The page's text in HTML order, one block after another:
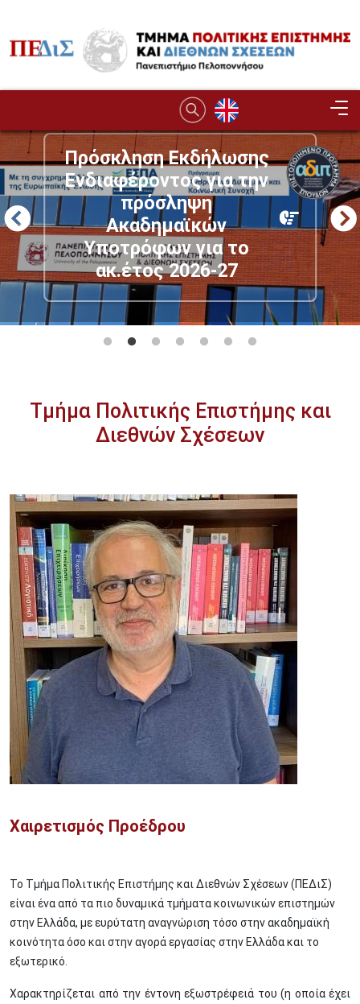
Πρόσκληση Εκδήλωσης
Ενδιαφέροντος για την
πρόσληψη
Ακαδημαϊκών
Υποτρόφων για το
ακ.έτος 2026-27
Τμήμα Πολιτικής Επιστήμης και
Διεθνών Σχέσεων
Image
Χαιρετισμός Προέδρου
To Τμήμα Πολιτικής Επιστήμης και Διεθνών Σχέσεων (ΠΕΔιΣ)
είναι ένα από τα πιο δυναμικά τμήματα κοινωνικών επιστημών
στην Ελλάδα, με ευρύτατη αναγνώριση τόσο στην ακαδημαϊκή
κοινότητα όσο και στην αγορά εργασίας στην Ελλάδα και το
εξωτερικό.
Χαρακτηρίζεται από την έντονη εξωστρέφειά του (η οποία έχει